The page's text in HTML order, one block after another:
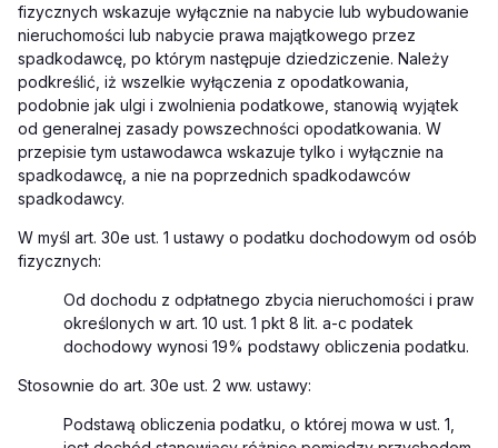
fizycznych wskazuje wyłącznie na nabycie lub wybudowanie
nieruchomości lub nabycie prawa majątkowego przez
spadkodawcę, po którym następuje dziedziczenie. Należy
podkreślić, iż wszelkie wyłączenia z opodatkowania,
podobnie jak ulgi i zwolnienia podatkowe, stanowią wyjątek
od generalnej zasady powszechności opodatkowania. W
przepisie tym ustawodawca wskazuje tylko i wyłącznie na
spadkodawcę, a nie na poprzednich spadkodawców
spadkodawcy.
W myśl art. 30e ust. 1 ustawy o podatku dochodowym od osób
fizycznych:
Od dochodu z odpłatnego zbycia nieruchomości i praw
określonych w art. 10 ust. 1 pkt 8 lit. a-c podatek
dochodowy wynosi 19% podstawy obliczenia podatku.
Stosownie do art. 30e ust. 2 ww. ustawy:
Podstawą obliczenia podatku, o której mowa w ust. 1,